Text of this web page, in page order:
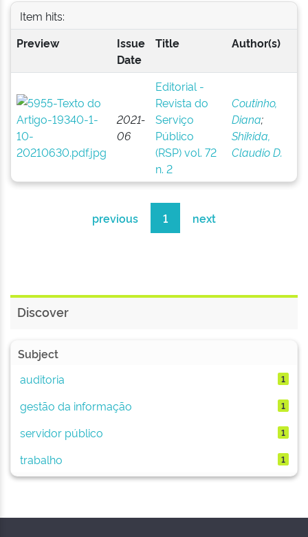
Item hits:
Preview
Issue
Date
Title Author(s)
2021-
06
Editorial -
Revista do
Serviço
Público
(RSP) vol. 72
n. 2
Coutinho,
Diana;
Shikida,
Claudio D.
previous 1 next
Discover
Subject
auditoria
1
gestão da informação 1
servidor público 1
trabalho 1